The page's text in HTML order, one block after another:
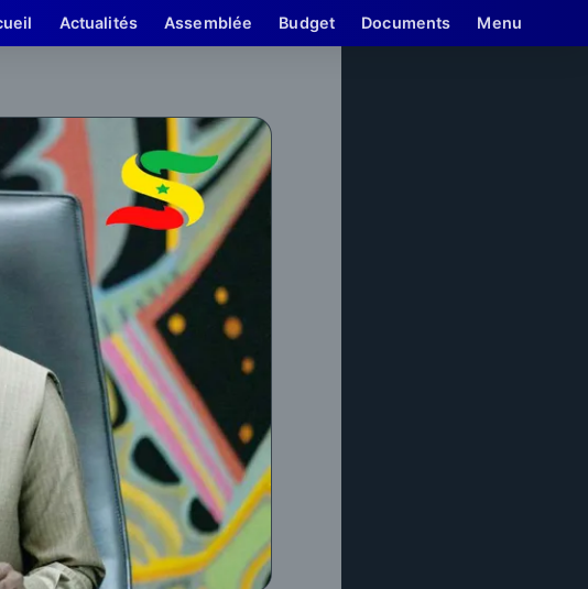
Actualités Assemblée Budget Documents Menu